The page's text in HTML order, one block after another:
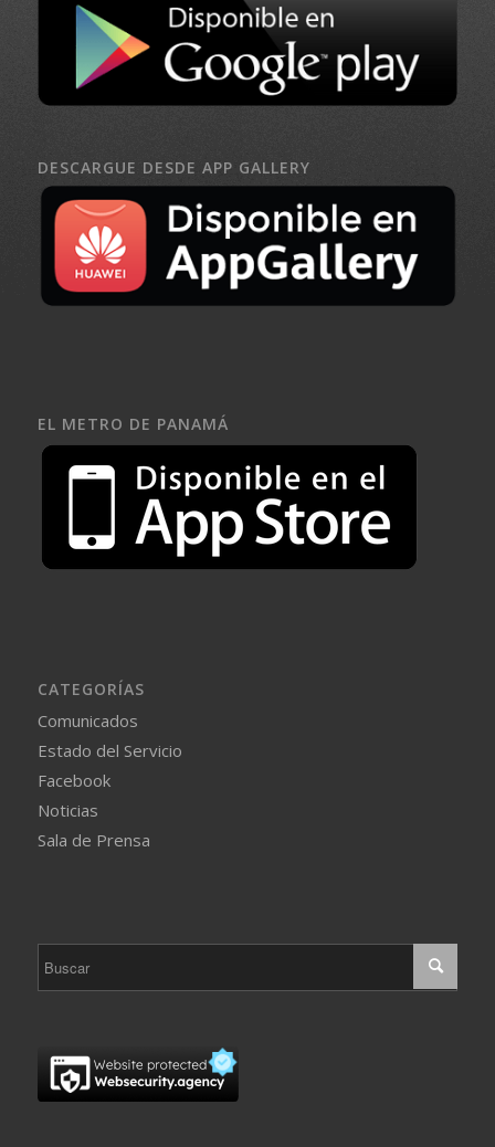
DESCARGUE DESDE APP GALLERY
EL METRO DE PANAMÁ
CATEGORÍAS
Comunicados
Estado del Servicio
Facebook
Noticias
Sala de Prensa